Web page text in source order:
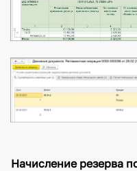
Начисление резерва